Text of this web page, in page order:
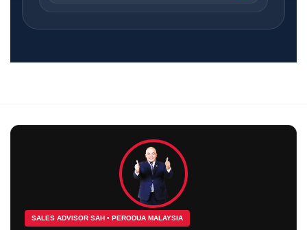
SALES ADVISOR SAH • PERODUA MALAYSIA